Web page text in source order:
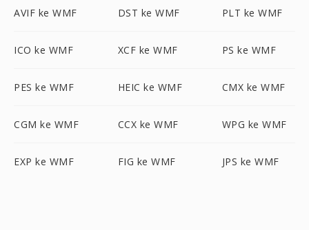
AVIF ke WMF DST ke WMF PLT ke WMF
ICO ke WMF XCF ke WMF PS ke WMF
PES ke WMF HEIC ke WMF CMX ke WMF
CGM ke WMF CCX ke WMF WPG ke WMF
EXP ke WMF FIG ke WMF JPS ke WMF